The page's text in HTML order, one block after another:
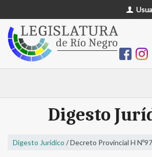
Digesto
Digesto Jurídico / Decreto Provincial H